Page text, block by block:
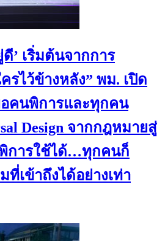
ดี’ เริ่มต้นจากการ
รไว้ข้างหลัง” พม. เปิด
อคนพิการและทุกคน
Design จากกฎหมายสู่
การใช้ได้…ทุกคนก็
ที่เข้าถึงได้อย่างเท่า